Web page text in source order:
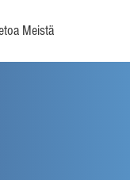
Meistä